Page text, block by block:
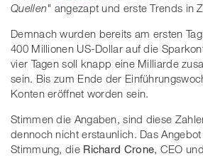
Quellen" angezapt und erste Trends in
Demnach wurden bereits am ersten
400 Millionen US-Dollar auf die
vier Tagen soll knapp eine Milliarde
sein. Bis zum Ende der
Konten eröffnet worden sein.
Stimmen die Angaben, sind diese
dennoch nicht erstaunlich. Das
Stimmung, die Richard Crone , CEO